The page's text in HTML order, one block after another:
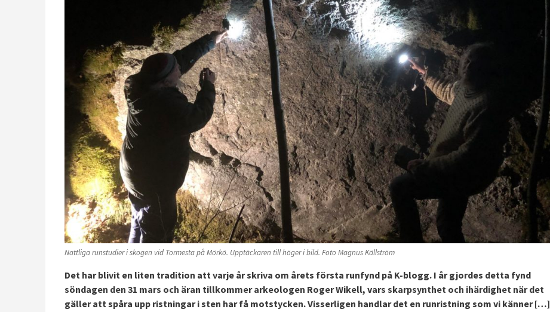
Nattliga runstudier i skogen vid Tormesta på Mörkö. Upptäckaren till höger i bild. Foto Magnus Källström
Det har blivit en liten tradition att varje år skriva om årets första runfynd på K-blogg. I år gjordes detta fynd
söndagen den 31 mars och äran tillkommer arkeologen Roger Wikell, vars skarpsynthet och ihärdighet när det
gäller att spåra upp ristningar i sten har få motstycken. Visserligen handlar det en runristning som vi känner […]